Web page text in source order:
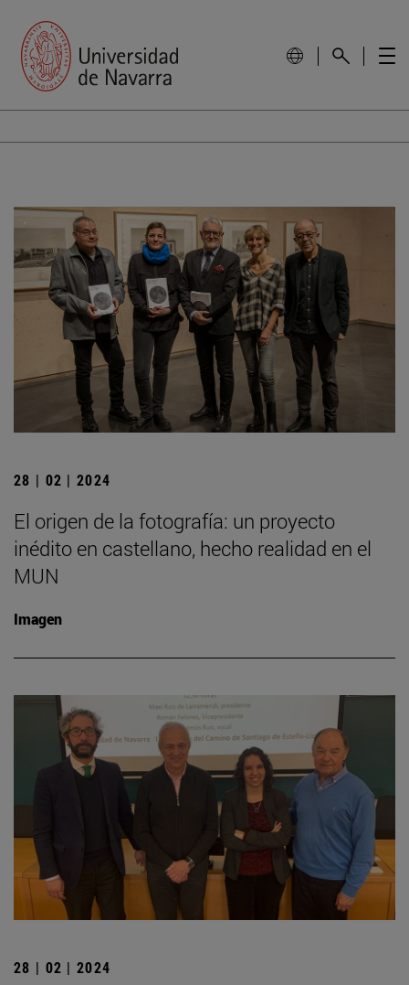
28 | 02 | 2024
El origen de la fotografía: un proyecto
inédito en castellano, hecho realidad en el
MUN
Imagen
28 | 02 | 2024